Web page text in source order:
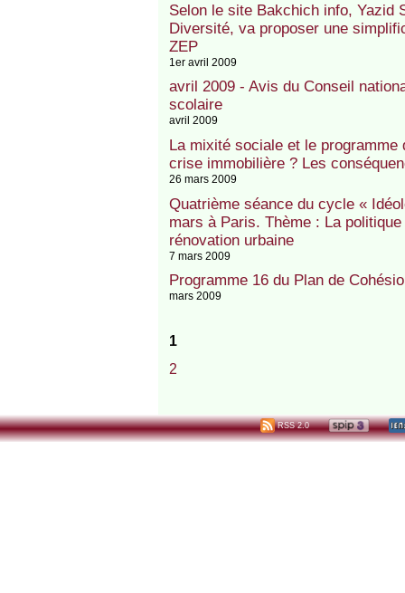
Selon le site Bakchich info, Yazid
Diversité, va proposer une
ZEP
1er avril 2009
avril 2009 - Avis du Conseil
scolaire
avril 2009
La mixité sociale et le
crise immobilière ? Les
26 mars 2009
Quatrième séance du cycle «
mars à Paris. Thème : La
rénovation urbaine
7 mars 2009
Programme 16 du Plan de
mars 2009
1
2
RSS 2.0